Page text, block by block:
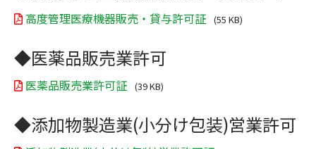
高度管理医療機器販売・貸与許可証 (55 KB)
◆医薬品販売業許可
医薬品販売業許可証 (39 KB)
◆添加物製造業(小分け包装)営業許可